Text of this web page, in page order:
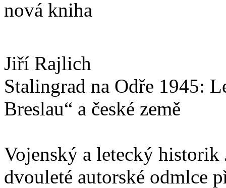
nová kniha
Jiří Rajlich
Stalingrad na Odře 1945:
Breslau“ a české země
Vojenský a letecký
dvouleté autorské odmlce